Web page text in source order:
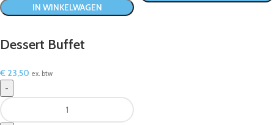
IN WINKELWAGEN
Dessert Buffet
€ 23,50 ex. btw